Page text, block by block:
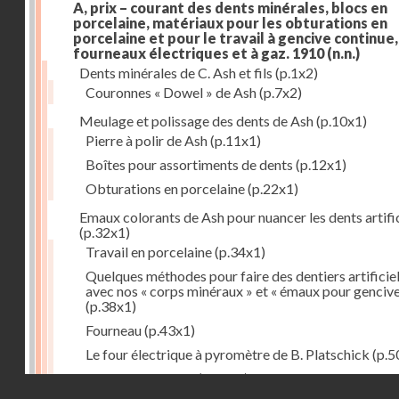
A, prix – courant des dents minérales, blocs en
porcelaine, matériaux pour les obturations en
porcelaine et pour le travail à gencive
fourneaux électriques et à gaz. 1910(n.n.)
Dents minérales de C. Ash et fils (p.1x2)
Couronnes « Dowel » de Ash(p.7x2)
Meulage et polissage des dents de Ash(p.10x1)
Pierre à polir de Ash(p.11x1)
Boîtes pour assortiments de dents (p.12x1)
Obturations en porcelaine(p.22x1)
Emaux colorants de Ash pour nuancer les dents
(p.32x1)
Travail en porcelaine(p.34x1)
Quelques méthodes pour faire des dentiers
avec nos « corps minéraux » et « émaux pour
(p.38x1)
Fourneau(p.43x1)
Le four électrique à pyromètre de B. Platschick
Pyromètre de Ash(p.53x1)